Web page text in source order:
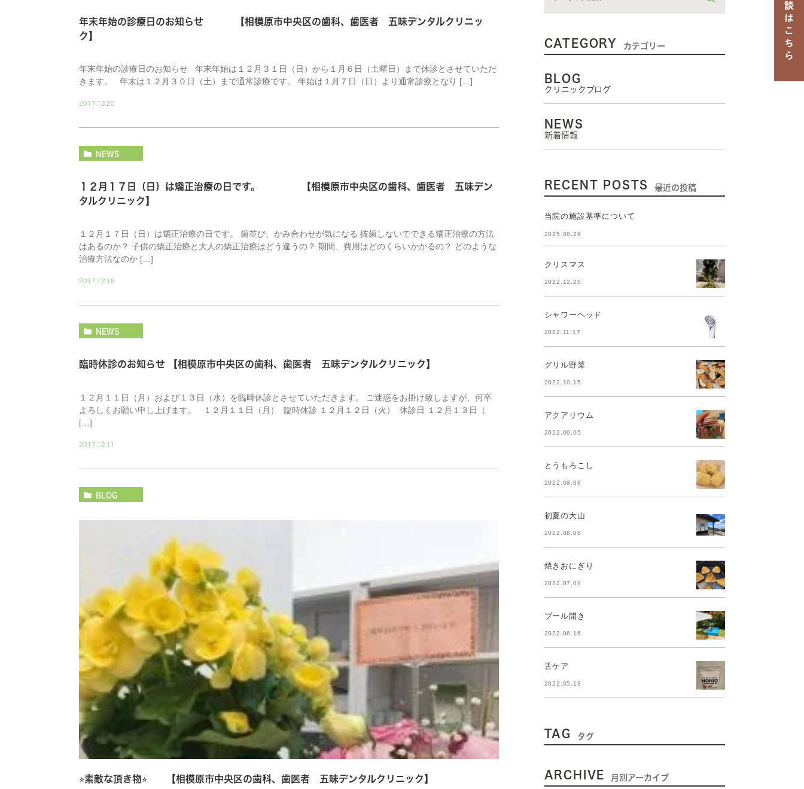
年末年始の診療日のお知らせ 【相模原市中央区の歯科、歯医者 五味デンタルクリニッ
ク】
年末年始の診療日のお知らせ 年末年始は１２月３１日（日）から１月６日（土曜日）まで休診とさせていただ
きます。 年末は１２月３０日（土）まで通常診療です。 年始は１月７日（日）より通常診療となり […]
2017.12.20
NEWS
１２月１７日（日）は矯正治療の日です。 【相模原市中央区の歯科、歯医者 五味デン
タルクリニック】
１２月１７日（日）は矯正治療の日です。 歯並び、かみ合わせが気になる 抜歯しないでできる矯正治療の方法
はあるのか？ 子供の矯正治療と大人の矯正治療はどう違うの？ 期間、費用はどのくらいかかるの？ どのような
治療方法なのか […]
2017.12.16
NEWS
臨時休診のお知らせ 【相模原市中央区の歯科、歯医者 五味デンタルクリニック】
１２月１１日（月）および１３日（水）を臨時休診とさせていただきます。 ご迷惑をお掛け致しますが、何卒
よろしくお願い申し上げます。 １２月１１日（月） 臨時休診 １２月１２日（火） 休診日 １２月１３日（
[…]
2017.12.11
BLOG
⭐︎素敵な頂き物⭐︎ 【相模原市中央区の歯科、歯医者 五味デンタルクリニック】
CATEGORY カテゴリー
BLOG
クリニックブログ
NEWS
新着情報
RECENT POSTS 最近の投稿
当院の施設基準について
2025.08.29
クリスマス
2022.12.25
シャワーヘッド
2022.11.17
グリル野菜
2022.10.15
アクアリウム
2022.09.05
とうもろこし
2022.08.08
初夏の大山
2022.08.08
焼きおにぎり
2022.07.08
プール開き
2022.06.16
舌ケア
2022.05.13
TAG タグ
ARCHIVE 月別アーカイブ